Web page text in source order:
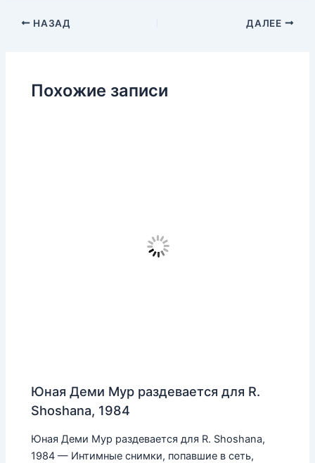
НАЗАД ДАЛЕЕ
Похожие записи
Юная Деми Мур раздевается для R.
Shoshana, 1984
Юная Деми Мур раздевается для R. Shoshana,
1984 — Интимные снимки, попавшие в сеть,